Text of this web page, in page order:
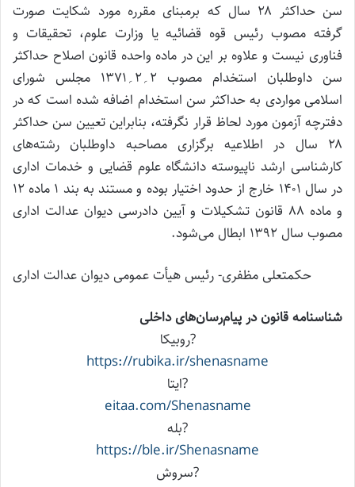
سن حداکثر ۲۸ سال که برمبنای مقرره مورد شکایت صورت
گرفته مصوب رئیس قوه قضائیه یا وزارت علوم، تحقیقات و
فناوری نیست و علاوه بر این در ماده واحده قانون اصلاح حداکثر
سن داوطلبان استخدام مصوب ۲؍۲؍۱۳۷۱ مجلس ‌شورای
اسلامی مواردی به حداکثر سن استخدام اضافه شده است که در
دفترچه آزمون مورد لحاظ قرار نگرفته، بنابراین تعیین سن حداکثر
۲۸ سال در اطلاعیه برگزاری مصاحبه داوطلبان رشته‌های
کارشناسی ارشد ناپیوسته دانشگاه علوم قضایی و خدمات اداری
در سال ۱۴۰۱ خارج از حدود اختیار بوده و مستند به بند ۱ ماده ۱۲
و ماده ۸۸ قانون تشکیلات و آیین دادرسی دیوان عدالت اداری
مصوب سال ۱۳۹۲ ابطال می‌شود.
حکمتعلی مظفری- رئیس هیأت عمومی دیوان عدالت اداری
شناسنامه قانون در پیام‌رسان‌های داخلی
?روبیکا
https://rubika.ir/shenasname
?ایتا
eitaa.com/Shenasname
?بله
https://ble.ir/Shenasname
?سروش